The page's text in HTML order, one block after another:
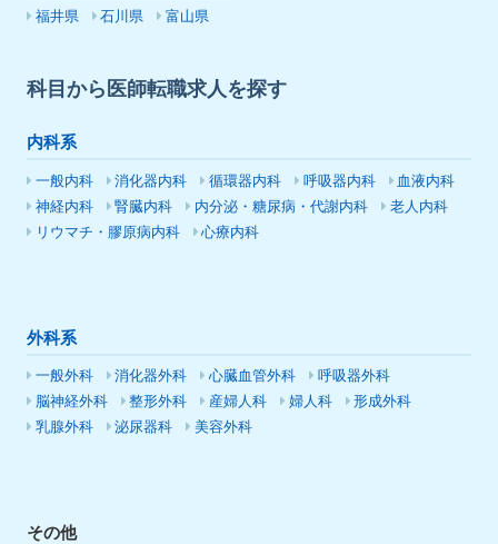
福井県 石川県 富山県
科目から医師転職求人を探す
内科系
一般内科 消化器内科 循環器内科 呼吸器内科
血液内科
神経内科
腎臓内科 内分泌・糖尿病・代謝内科
老人内科
リウマチ・膠原病内科
心療内科
外科系
一般外科 消化器外科 心臓血管外科
呼吸器外科
脳神経外科
整形外科 産婦人科 婦人科
形成外科
乳腺外科
泌尿器科 美容外科
その他